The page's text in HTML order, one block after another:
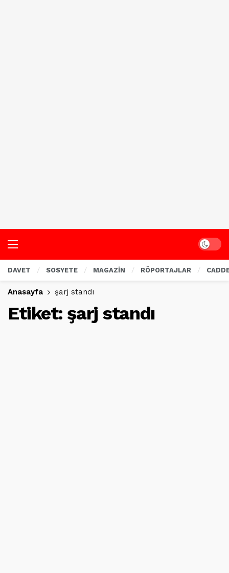
Dark
DAVET SOSYETE MAGAZİN RÖPORTAJLAR
Anasayfa şarj standı
Etiket: şarj standı